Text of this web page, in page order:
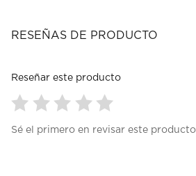
RESEÑAS DE PRODUCTO
Reseñar este producto
paraparaparaparapara
Sé el primero en revisar este producto